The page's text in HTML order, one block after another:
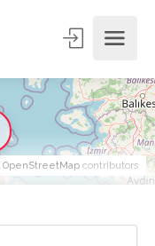
OpenStreetMap contributors